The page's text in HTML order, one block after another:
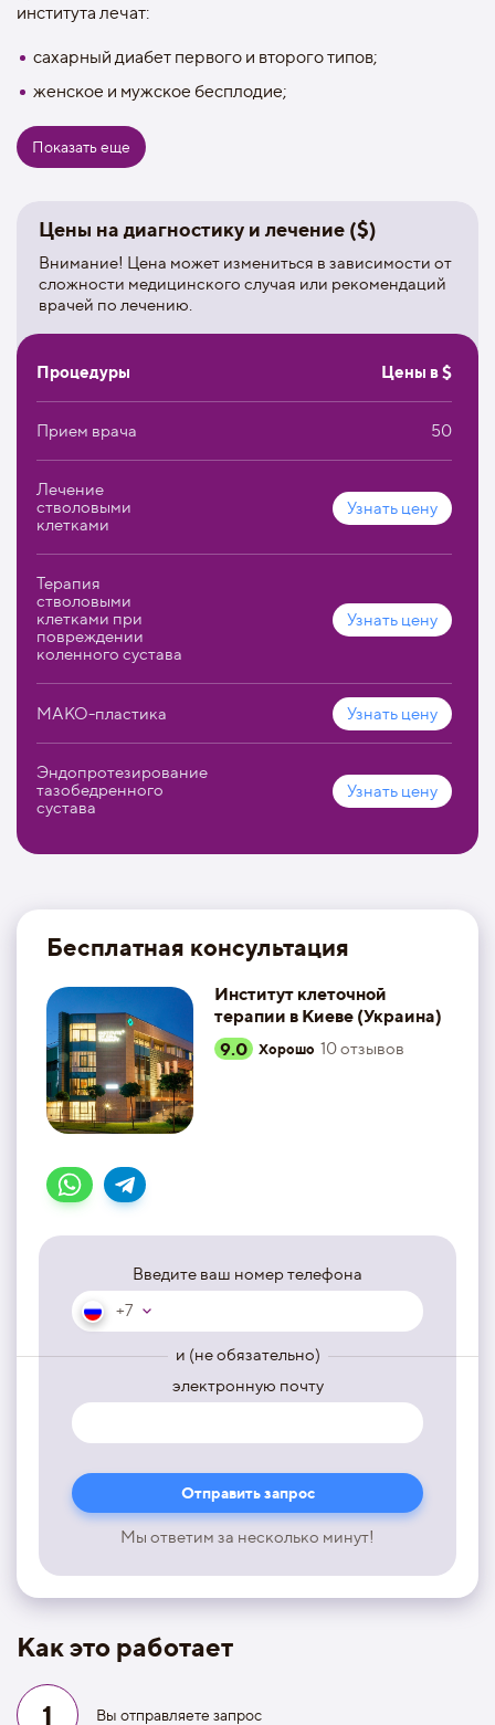
института лечат:
сахарный диабет первого и второго типов;
женское и мужское бесплодие;
неврологические заболевания и последствия
инсульта;
цирроз печени;
болезни сердечно-сосудистой системы.
Также проводится восстановительная терапия после
тяжелого течения COVID-19.
В клинике разработана программа Anti-age терапии,
которую может пройти человек любого возраста.
активировать процессы восстановления организма. В
программу входит обследование, введение экстракта
косметологические процедуры.
Показать еще
Цены на диагностику и лечение ($)
Внимание! Цена может измениться в зависимости от
сложности медицинского случая или рекомендаций
врачей по лечению.
Процедуры Цены в $
Прием врача 50
Лечение
стволовыми
клетками
Узнать цену
Терапия
стволовыми
клетками при
повреждении
коленного сустава
Узнать цену
МАКО-пластика Узнать цену
Эндопротезирование
тазобедренного
сустава
Узнать цену
Бесплатная консультация
Институт клеточной
терапии в Киеве (Украина)
9.0
Хорошо 10отзывов
Введите ваш номер телефона
+7
и (не обязательно)
электронную почту
Мы ответим за несколько минут!
Как это работает
1 Вы отправляете запрос